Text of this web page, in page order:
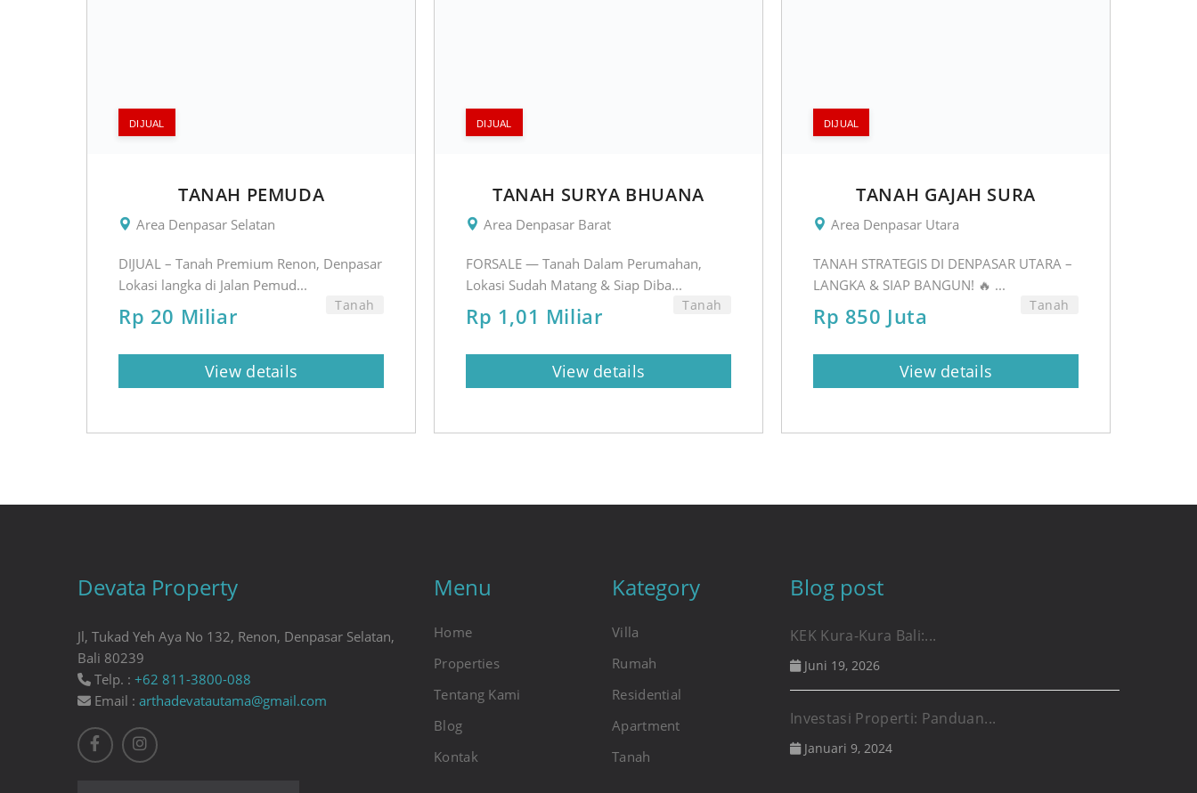
DIJUAL
TANAH PEMUDA
Area Denpasar Selatan
DIJUAL – Tanah Premium Renon, Denpasar
Lokasi langka di Jalan Pemud...
Rp 20 Miliar Tanah
View details
DIJUAL
TANAH SURYA BHUANA
Area Denpasar Barat
FORSALE — Tanah Dalam Perumahan,
Lokasi Sudah Matang & Siap Diba...
Rp 1,01 Miliar Tanah
View details
DIJUAL
TANAH GAJAH SURA
Area Denpasar Utara
TANAH STRATEGIS DI DENPASAR UTARA –
LANGKA & SIAP BANGUN! 🔥 ...
Rp 850 Juta Tanah
View details
Devata Property
Jl, Tukad Yeh Aya No 132, Renon, Denpasar Selatan,
Bali 80239
Telp. : +62 811-3800-088
Email : arthadevatautama@gmail.com
Menu
Home
Properties
Tentang Kami
Blog
Kontak
Kategory
Villa
Rumah
Residential
Apartment
Tanah
Blog post
KEK Kura-Kura Bali:...
Juni 19, 2026
Investasi Properti: Panduan...
Januari 9, 2024